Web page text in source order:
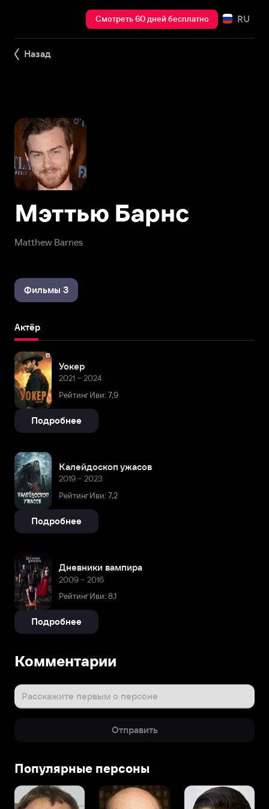
Смотреть 60 дней бесплатно RU
Назад
Matthew Barnes
Мэттью Барнс
Фильмы 3
Актёр
Уокер
2021 – 2024
Рейтинг Иви: 7,9
Подробнее
Калейдоскоп ужасов
2019 – 2023
Рейтинг Иви: 7,2
Подробнее
Дневники вампира
2009 – 2016
Рейтинг Иви: 8,1
Подробнее
Комментарии
Расскажите первым о персоне
Отправить
Популярные персоны